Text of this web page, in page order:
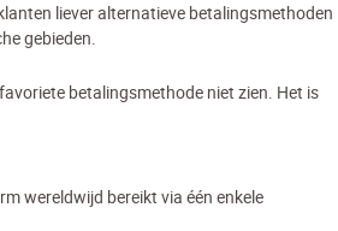
liever alternatieve betalingsmethoden
gebieden.
betalingsmethode niet zien. Het is
wereldwijd bereikt via één enkele